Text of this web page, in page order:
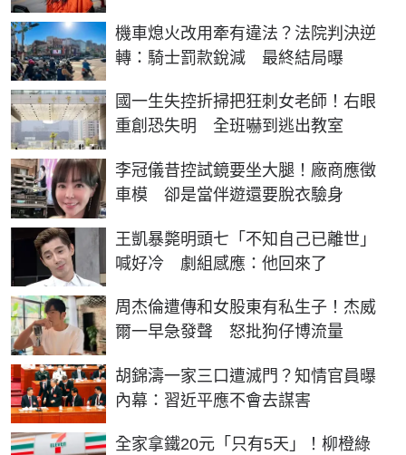
機車熄火改用牽有違法？法院判決逆
轉：騎士罰款銳減 最終結局曝
國一生失控折掃把狂刺女老師！右眼
重創恐失明 全班嚇到逃出教室
李冠儀昔控試鏡要坐大腿！廠商應徵
車模 卻是當伴遊還要脫衣驗身
王凱暴斃明頭七「不知自己已離世」
喊好冷 劇組感應：他回來了
周杰倫遭傳和女股東有私生子！杰威
爾一早急發聲 怒批狗仔博流量
胡錦濤一家三口遭滅門？知情官員曝
內幕：習近平應不會去謀害
全家拿鐵20元「只有5天」！柳橙綠